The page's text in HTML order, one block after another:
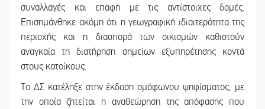
συναλλαγές και επαφή με τις αντίστοιχες δομές.
Επισημάνθηκε ακόμη ότι η γεωγραφική ιδιαιτερότητα της
περιοχής και η διασπορά των οικισμών καθιστούν
αναγκαία τη διατήρηση σημείων εξυπηρέτησης κοντά
στους κατοίκους.
Το ΔΣ κατέληξε στην έκδοση ομόφωνου ψηφίσματος, με
την οποία ζητείται η αναθεώρηση της απόφασης που